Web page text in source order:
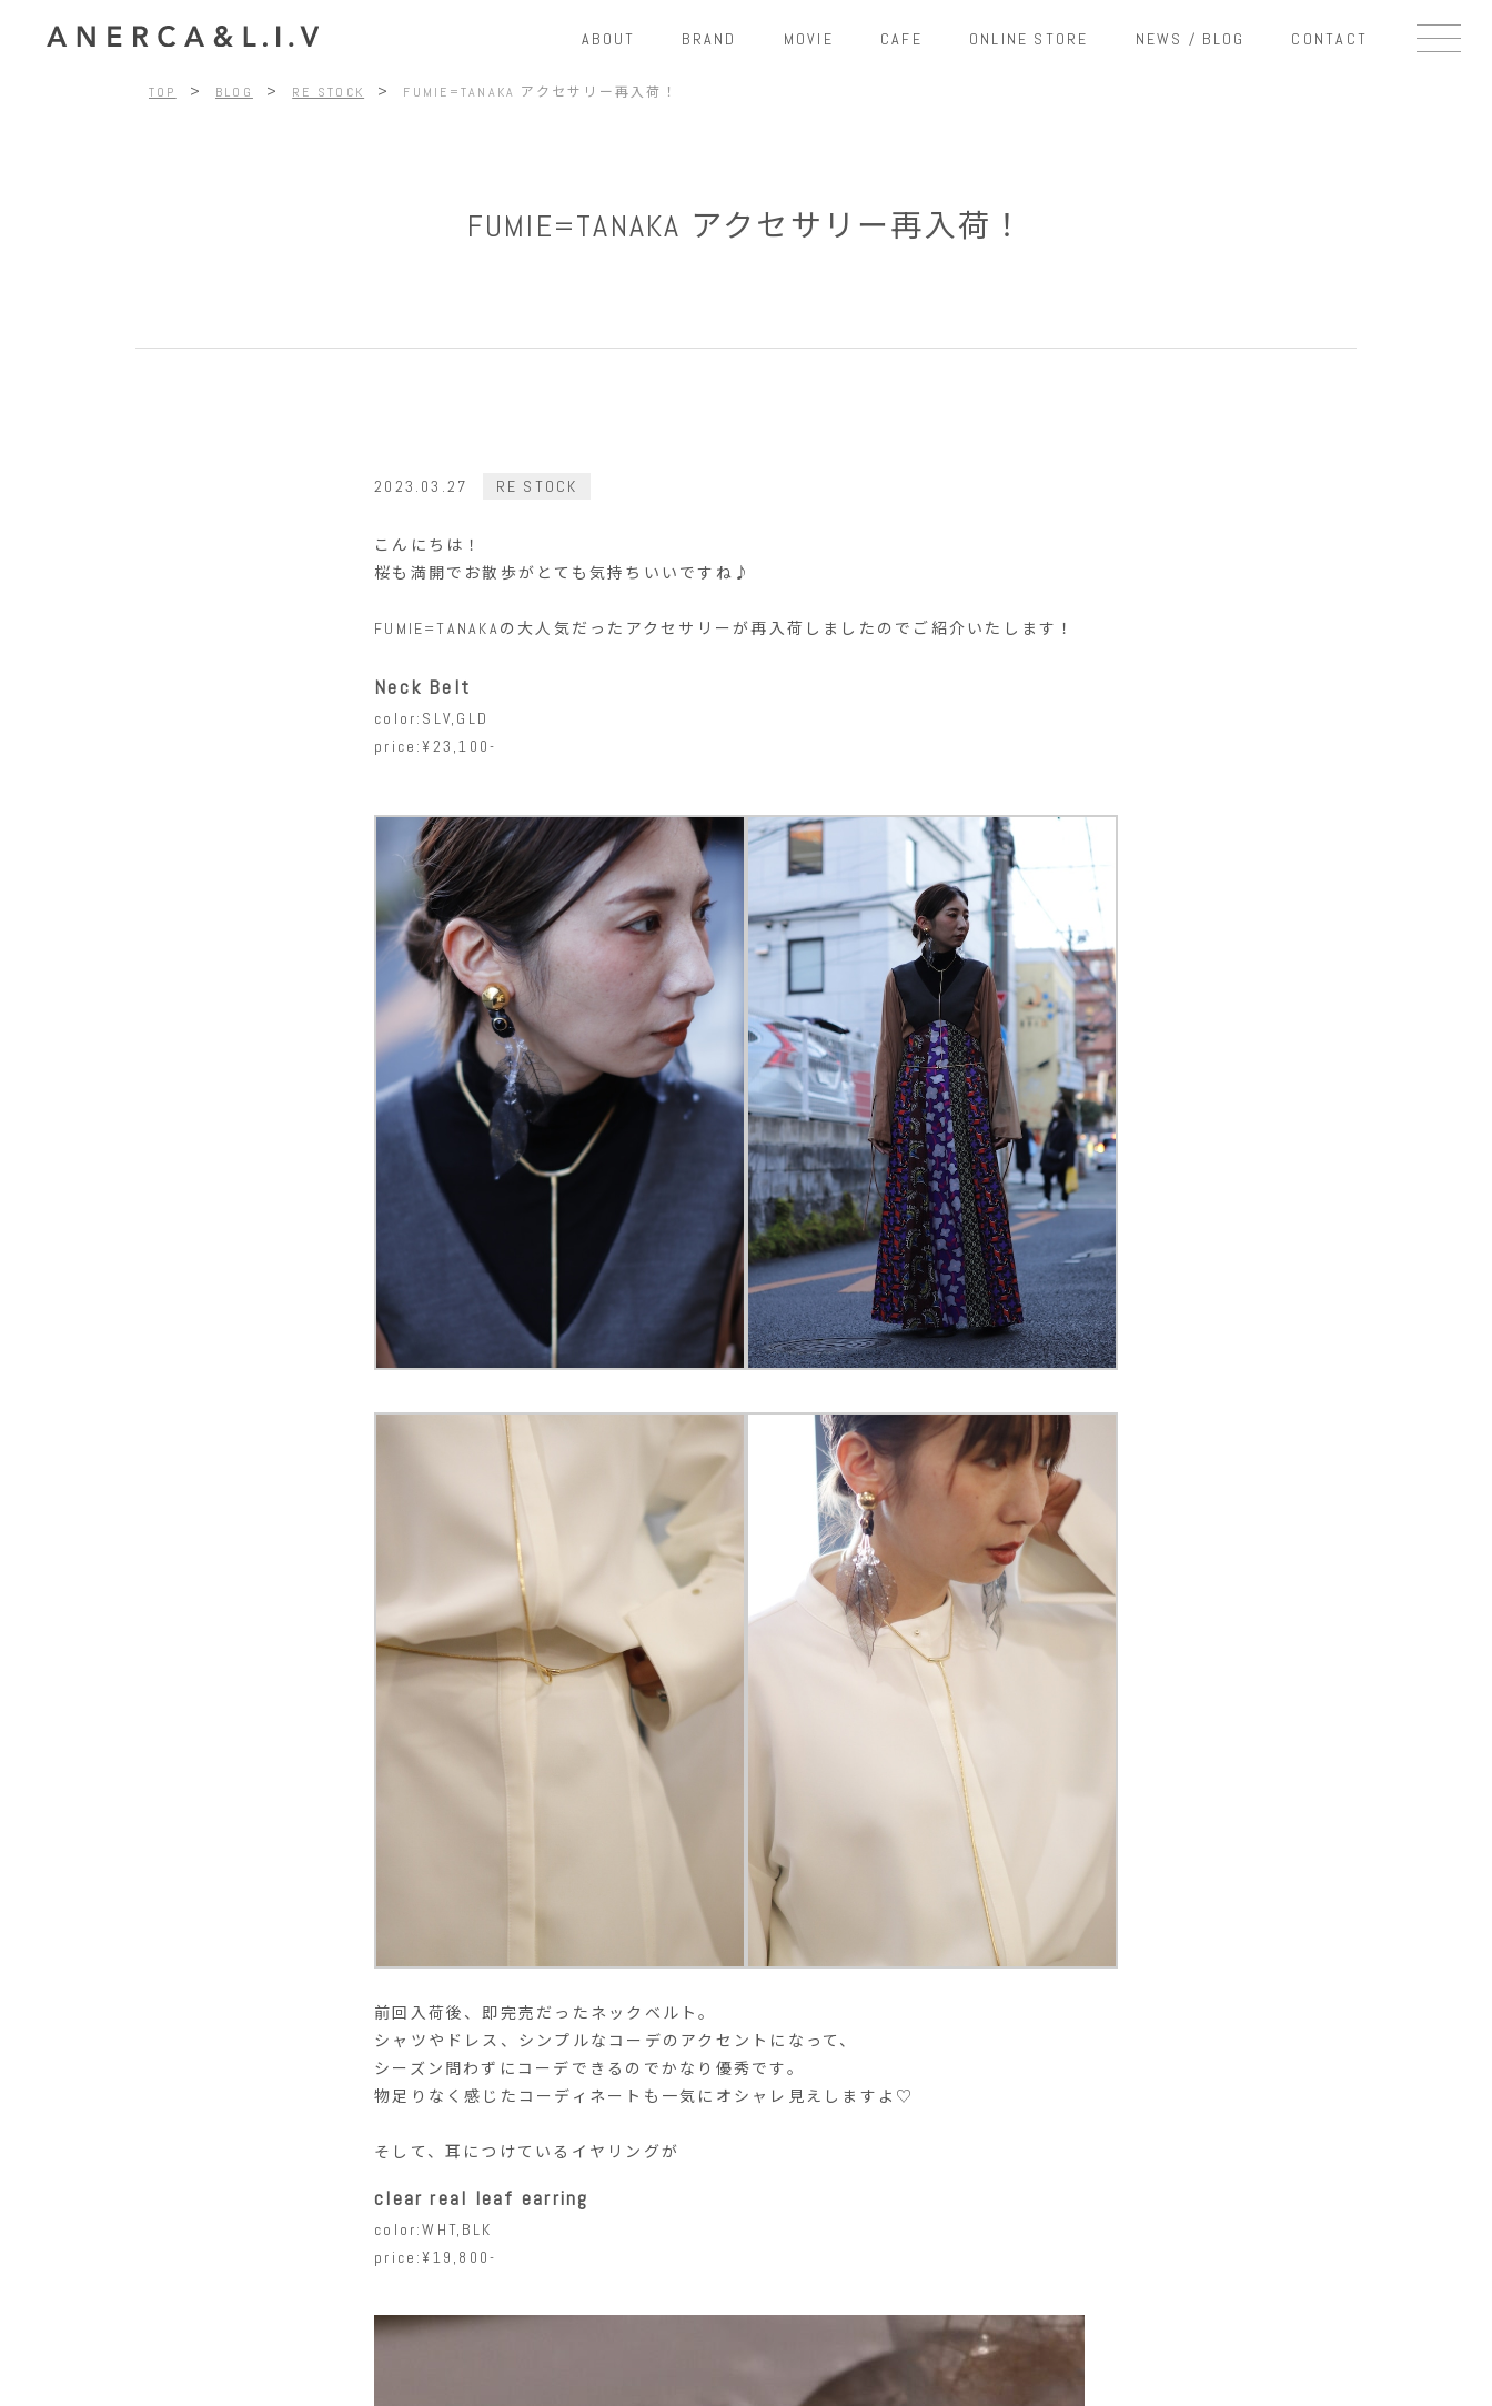
ABOUT BRAND MOVIE CAFE ONLINE STORE NEWS / BLOG CONTACT
TOP > BLOG > RE STOCK > FUMIE=TANAKA アクセサリー再入荷！
FUMIE=TANAKA アクセサリー再入荷！
2023.03.27 RE STOCK
こんにちは！
桜も満開でお散歩がとても気持ちいいですね♪
FUMIE=TANAKAの大人気だったアクセサリーが再入荷しましたのでご紹介いたします！
Neck Belt
color:SLV,GLD
price:¥23,100-
前回入荷後、即完売だったネックベルト。
シャツやドレス、シンプルなコーデのアクセントになって、
シーズン問わずにコーデできるのでかなり優秀です。
物足りなく感じたコーディネートも一気にオシャレ見えしますよ♡
そして、耳につけているイヤリングが
clear real leaf earring
color:WHT,BLK
price:¥19,800-